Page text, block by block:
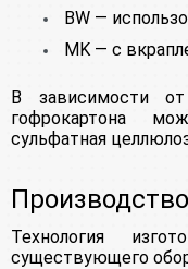
BW —
MK — с
В зависимости от
гофрокартона
сульфатная
Технология
существующего